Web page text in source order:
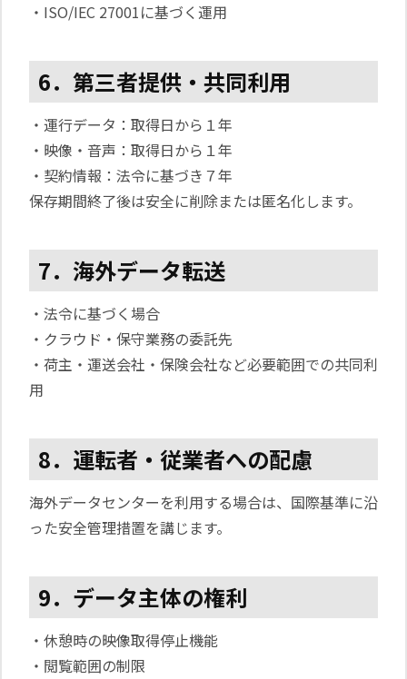
・ISO/IEC 27001に基づく運用
6．第三者提供・共同利用
・運行データ：取得日から１年
・映像・音声：取得日から１年
・契約情報：法令に基づき７年
保存期間終了後は安全に削除または匿名化します。
7．海外データ転送
・法令に基づく場合
・クラウド・保守業務の委託先
・荷主・運送会社・保険会社など必要範囲での共同利
用
8．運転者・従業者への配慮
海外データセンターを利用する場合は、国際基準に沿
った安全管理措置を講じます。
9．データ主体の権利
・休憩時の映像取得停止機能
・閲覧範囲の制限